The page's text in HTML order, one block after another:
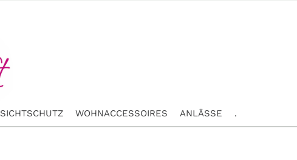
SICHTSCHUTZ WOHNACCESSOIRES ANLÄSSE .